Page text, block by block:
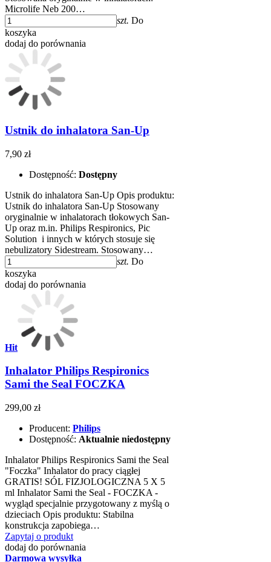
Microlife Neb 200…
szt. Do
koszyka
dodaj do porównania
Ustnik do inhalatora San-Up
7,90 zł
Dostępność: Dostępny
Ustnik do inhalatora San-Up Opis produktu:
Ustnik do inhalatora San-Up Stosowany
oryginalnie w inhalatorach tłokowych San-
Up oraz m.in. Philips Respironics, Pic
Solution i innych w których stosuje się
nebulizatory Sidestream. Stosowany…
szt. Do
koszyka
dodaj do porównania
Hit
Inhalator Philips Respironics
Sami the Seal FOCZKA
299,00 zł
Producent: Philips
Dostępność: Aktualnie niedostępny
Inhalator Philips Respironics Sami the Seal
"Foczka" Inhalator do pracy ciągłej
GRATIS! SÓL FIZJOLOGICZNA 5 X 5
ml Inhalator Sami the Seal - FOCZKA -
wygląd specjalnie przygotowany z myślą o
dzieciach Opis produktu: Stabilna
konstrukcja zapobiega…
Zapytaj o produkt
dodaj do porównania
Darmowa wysyłka